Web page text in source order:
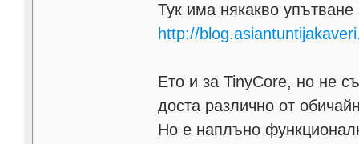
Тук има някакво
http://
Ето и за TinyCore, но не
доста различно от
Но е наплъно